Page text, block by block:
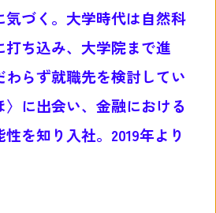
気づく。大学時代は自然科
ち込み、大学院まで進
らず就職先を検討してい
に出会い、金融における
を知り入社。2019年より